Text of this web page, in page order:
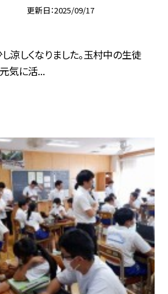
更新日 2025/09/17
涼しくなりました。玉村中の生徒
気に活...